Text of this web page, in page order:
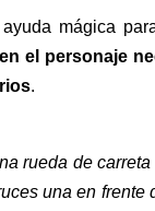
mágica
el personaje
.
rueda de
una en